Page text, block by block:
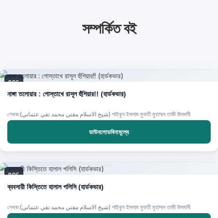
সম্পর্কিত বই
PDF
নাঙ্গা তলোয়ার : গোস্তাখে রাসূল হুঁশিয়ার!! (হার্ডকভার)
লেখক:(شيخ الاسلام مفتي محمد تقي عثماني) শাইখুল ইসলাম মুফতী মুহাম্মদ তাকী উসমানী
ডাউনলোডবিনামূল্যে
PDF
ব্যবসায়ী কিস্তিতে হালাল পলিসি (হার্ডকভার)
লেখক:(شيخ الاسلام مفتي محمد تقي عثماني) শাইখুল ইসলাম মুফতী মুহাম্মদ তাকী উসমানী